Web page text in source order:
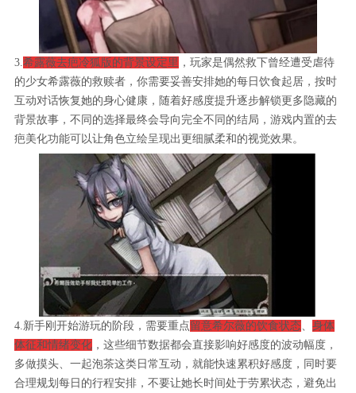
3. 希露薇去疤冷狐版的背景设定里 ，玩家是偶然救下曾经遭受虐待
的少女希露薇的救赎者，你需要妥善安排她的每日饮食起居，按时
互动对话恢复她的身心健康，随着好感度提升逐步解锁更多隐藏的
背景故事，不同的选择最终会导向完全不同的结局，游戏内置的去
疤美化功能可以让角色立绘呈现出更细腻柔和的视觉效果。
4.新手刚开始游玩的阶段，需要重点留意希尔薇的饮食状态、 身体
体征和情绪变化，这些细节数据都会直接影响好感度的波动幅度，
多做摸头、一起泡茶这类日常互动，就能快速累积好感度，同时要
合理规划每日的行程安排，不要让她长时间处于劳累状态，避免出